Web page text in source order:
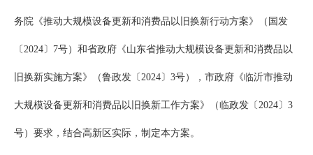
务院《推动大规模设备更新和消费品以旧换新行动方案》（国发
〔2024〕7号）和省政府《山东省推动大规模设备更新和消费品以
旧换新实施方案》（鲁政发〔2024〕3号），市政府《临沂市推动
大规模设备更新和消费品以旧换新工作方案》（临政发〔2024〕3
号）要求，结合高新区实际，制定本方案。